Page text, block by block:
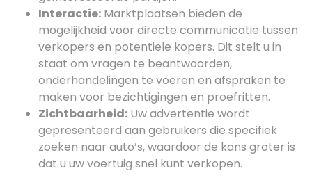
Interactie: Marktplaatsen bieden de
mogelijkheid voor directe communicatie tussen
verkopers en potentiële kopers. Dit stelt u in
staat om vragen te beantwoorden,
onderhandelingen te voeren en afspraken te
maken voor bezichtigingen en proefritten.
Zichtbaarheid: Uw advertentie wordt
gepresenteerd aan gebruikers die specifiek
zoeken naar auto’s, waardoor de kans groter is
dat u uw voertuig snel kunt verkopen.